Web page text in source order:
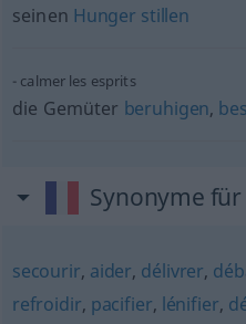
seinen Hunger stillen
calmer les esprits
die Gemüter beruhigen,
Synonyme
secourir, aider, délivrer,
refroidir, pacifier, lénifier,